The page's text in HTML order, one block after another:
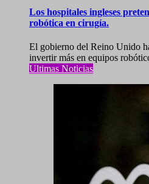
Los hospitales ingleses
robótica en cirugía.
El gobierno del Reino Unido
invertir más en equipos
Ultimas Noticias